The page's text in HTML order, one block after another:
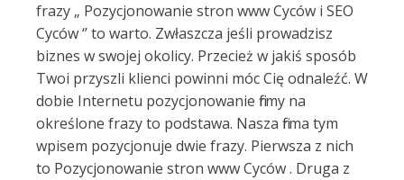
frazy „ Pozycjonowanie stron www Cyców i SEO
Cyców ‘’ to warto. Zwłaszcza jeśli prowadzisz
biznes w swojej okolicy. Przecież w jakiś sposób
Twoi przyszli klienci powinni móc Cię odnaleźć. W
dobie Internetu pozycjonowanie firmy na
określone frazy to podstawa. Nasza firma tym
wpisem pozycjonuje dwie frazy. Pierwsza z nich
to Pozycjonowanie stron www Cyców . Druga z